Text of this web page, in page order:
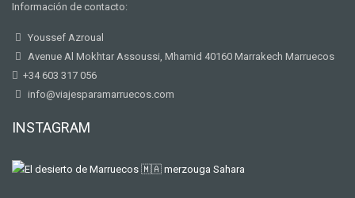
Información de contacto:
Youssef Azroual
Avenue Al Mokhtar Assoussi, Mhamid 40160 Marrakech Marruecos
+34 603 317 056
info@viajesparamarruecos.com
INSTAGRAM